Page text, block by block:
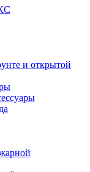
и открытой